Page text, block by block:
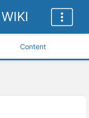
Content